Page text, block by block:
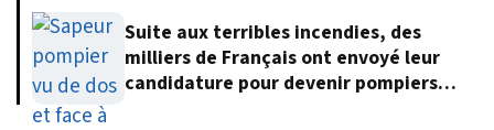
Suite aux terribles incendies, des
milliers de Français ont envoyé leur
candidature pour devenir pompiers